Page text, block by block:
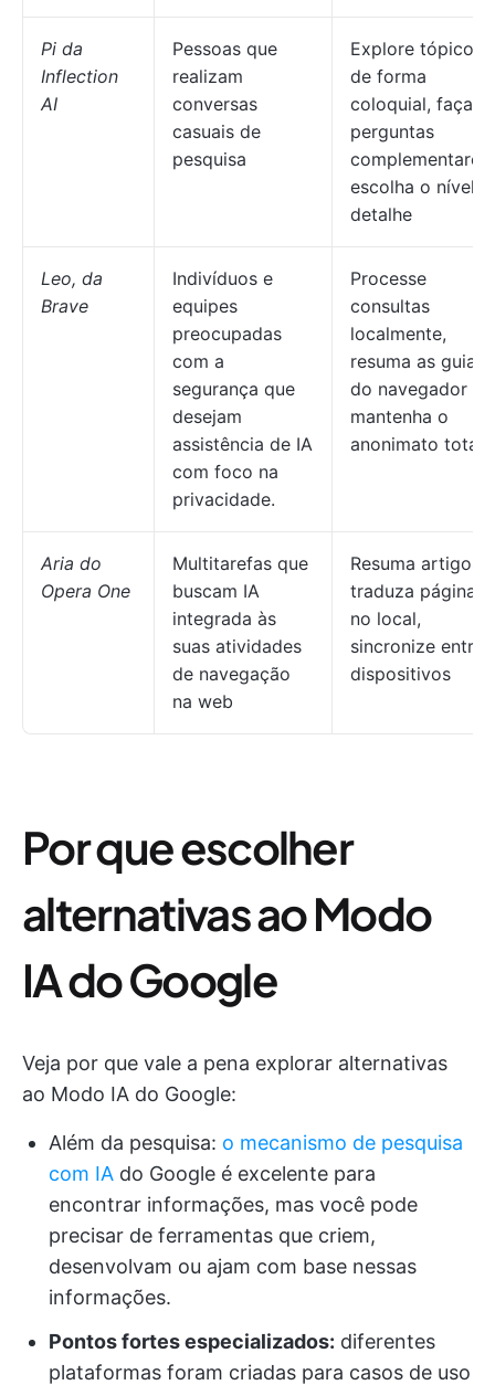
Pi da
Inflection
AI
Pessoas que
realizam
conversas
casuais de
pesquisa
Explore tópicos
de forma
coloquial, faça
perguntas
complementares,
escolha o nível
detalhe
Leo, da
Brave
Indivíduos e
equipes
preocupadas
com a
segurança que
desejam
assistência de IA
com foco na
privacidade.
Processe
consultas
localmente,
resuma as guias
do navegador e
mantenha o
anonimato total.
Aria do
Opera One
Multitarefas que
buscam IA
integrada às
suas atividades
de navegação
na web
Resuma artigos,
traduza páginas
no local,
sincronize entre
dispositivos
Por que escolher
alternativas ao Modo
IA do Google
Veja por que vale a pena explorar alternativas
ao Modo IA do Google:
Além da pesquisa: o mecanismo de pesquisa
com IA do Google é excelente para
encontrar informações, mas você pode
precisar de ferramentas que criem,
desenvolvam ou ajam com base nessas
informações.
Pontos fortes especializados: diferentes
plataformas foram criadas para casos de uso